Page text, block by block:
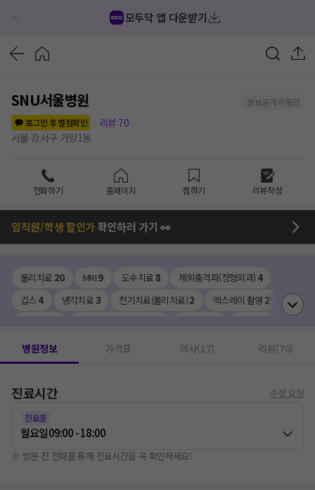
모두닥 앱 다운받기
SNU서울병원
정보공개 미동의
로그인 후 별점확인
리뷰 70
서울 강서구 가양1동
전화하기 홈페이지 찜하기 리뷰작성
임직원/학생 할인가확인하러 가기 👀
물리치료 20 MRI9 도수치료 8 체외충격파(정형외과) 4
깁스 4 냉각치료3 전기치료(물리치료)2 엑스레이 촬영 2
진료의뢰서
병원정보 가격표 의사(17) 리뷰(70)
진료시간 수정 요청
진료중
월요일09:00 - 18:00
※ 방문 전 전화를 통해 진료시간을 꼭 확인하세요!